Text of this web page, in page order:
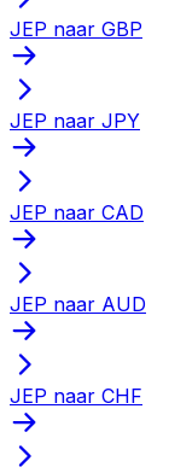
JEP naar GBP
JEP naar JPY
JEP naar CAD
JEP naar AUD
JEP naar CHF